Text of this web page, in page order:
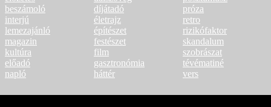
beszámoló
interjú
lemezajánló
magazin
kultúra
előadó
napló
díjátadó
életrajz
építészet
festészet
film
gasztronómia
háttér
próza
retro
rizikófaktor
skandalum
szobrászat
tévématiné
vers